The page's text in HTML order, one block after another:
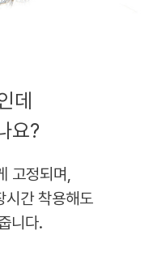
데
요?
고정되며,
시간 착용해도
니다.